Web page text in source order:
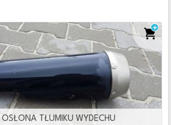
TŁUMIKU WYDECHU